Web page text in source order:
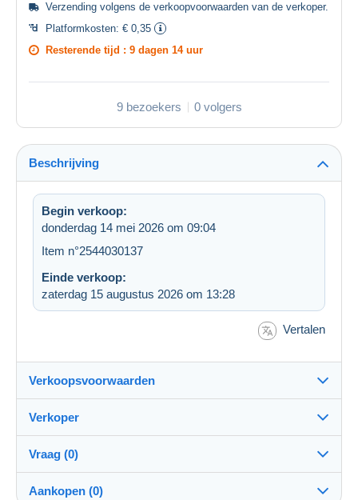
Verzending volgens de verkoopvoorwaarden van de verkoper.
Platformkosten: € 0,35
Resterende tijd : 9 dagen 14 uur
9 bezoekers 0 volgers
Beschrijving
Begin verkoop:
donderdag 14 mei 2026 om 09:04
Item n°2544030137
Einde verkoop:
zaterdag 15 augustus 2026 om 13:28
Vertalen
Verkoopsvoorwaarden
Bestemming:
Zie de lijst van landen
Verzending:
Verzending na betaling
Verkoper
M50HK100%(67098x)
PRO
Vraag (0)
Aankopen (0)